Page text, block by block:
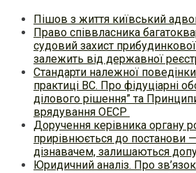
Пішов з життя київський
Право співвласника
судовий захист прибудинкової
залежить від державної
Стандарти належної
практиці ВC. Про фідуціарні
ділового рішення” та
врядування ОЕСР
Доручення керівника органу
прирівнюється до постанови
дізнавачем, залишаються
Юридичний аналіз. Про